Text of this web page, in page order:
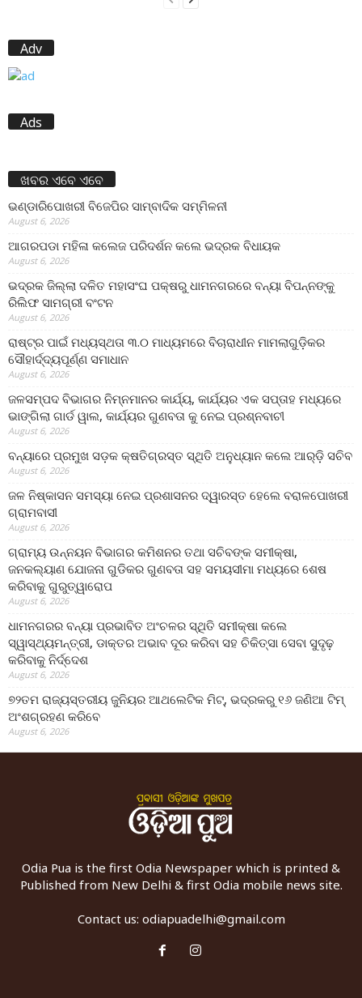
Adv
Ads
ଖବର ଏବେ ଏବେ
ଭଣ୍ଡାରିପୋଖରୀ ବିଜେପିର ସାମ୍ବାଦିକ ସମ୍ମିଳନୀ
August 6, 2026
ଆଗରପଡା ମହିଳା କଲେଜ ପରିଦର୍ଶନ କଲେ ଭଦ୍ରକ ବିଧାୟକ
August 6, 2026
ଭଦ୍ରକ ଜିଲ୍ଲା ଦଳିତ ମହାସଂଘ ପକ୍ଷରୁ ଧାମନଗରରେ ବନ୍ୟା ବିପନ୍ନଙ୍କୁ
ରିଲିଫ ସାମଗ୍ରୀ ବଂଟନ
August 6, 2026
ରାଷ୍ଟ୍ର ପାଇଁ ମଧ୍ୟସ୍ଥତା ୩.୦ ମାଧ୍ୟମରେ ବିଚାରାଧୀନ ମାମଲାଗୁଡ଼ିକର
ସୌହାର୍ଦ୍ଦ୍ୟପୂର୍ଣ୍ଣ ସମାଧାନ
August 6, 2026
ଜଳସମ୍ପଦ ବିଭାଗର ନିମ୍ନମାନର କାର୍ଯ୍ୟ, କାର୍ଯ୍ୟର ଏକ ସପ୍ତାହ ମଧ୍ୟରେ
ଭାଙ୍ଗିଲା ଗାର୍ଡ ୱାଲ, କାର୍ଯ୍ୟର ଗୁଣବତା କୁ ନେଇ ପ୍ରଶ୍ନବାଚୀ
August 6, 2026
ବନ୍ୟାରେ ପ୍ରମୁଖ ସଡ଼କ କ୍ଷତିଗ୍ରସ୍ତ ସ୍ଥିତି ଅନୁଧ୍ୟାନ କଲେ ଆର୍‌ଡ଼ି ସଚିବ
August 6, 2026
ଜଳ ନିଷ୍କାସନ ସମସ୍ୟା ନେଇ ପ୍ରଶାସନର ଦ୍ୱାରସ୍ତ ହେଲେ ବରାଳପୋଖରୀ
ଗ୍ରାମବାସୀ
August 6, 2026
ଗ୍ରାମ୍ୟ ଉନ୍ନୟନ ବିଭାଗର କମିଶନର ତଥା ସଚିବଙ୍କ ସମୀକ୍ଷା,
ଜନକଲ୍ୟାଣ ଯୋଜନା ଗୁଡିକର ଗୁଣବତା ସହ ସମୟସୀମା ମଧ୍ୟରେ ଶେଷ
କରିବାକୁ ଗୁରୁତ୍ୱାରୋପ
August 6, 2026
ଧାମନଗରର ବନ୍ୟା ପ୍ରଭାବିତ ଅଂଚଳର ସ୍ଥିତି ସମୀକ୍ଷା କଲେ
ସ୍ୱାସ୍ଥ୍ୟମନ୍ତ୍ରୀ, ଡାକ୍ତର ଅଭାବ ଦୂର କରିବା ସହ ଚିକିତ୍ସା ସେବା ସୁଦୃଢ଼
କରିବାକୁ ନିର୍ଦ୍ଦେଶ
August 6, 2026
୭୨ତମ ରାଜ୍ୟସ୍ତରୀୟ ଜୁନିୟର ଆଥଲେଟିକ ମିଟ୍‌, ଭଦ୍ରକରୁ ୧୬ ଜଣିଆ ଟିମ୍
ଅଂଶଗ୍ରହଣ କରିବେ
August 6, 2026
Odia Pua is the first Odia Newspaper which is printed &
Published from New Delhi & first Odia mobile news site.
Contact us: odiapuadelhi@gmail.com